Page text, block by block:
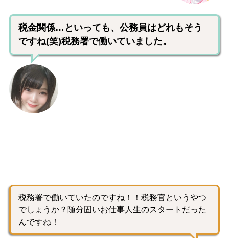
税金関係…といっても、公務員はどれもそう
ですね(笑)税務署で働いていました。
税務署で働いていたのですね！！税務官というやつ
でしょうか？随分固いお仕事人生のスタートだった
んですね！